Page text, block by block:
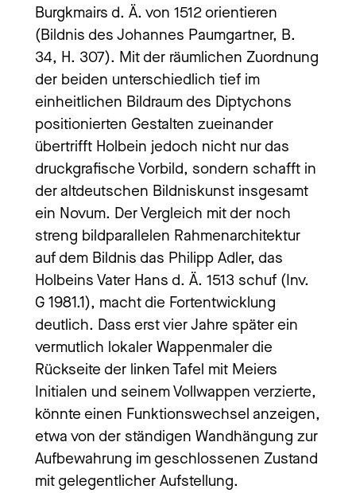
Burgkmairs d. Ä. von 1512 orientieren
(Bildnis des Johannes Paumgartner, B.
34, H. 307). Mit der räumlichen Zuordnung
der beiden unterschiedlich tief im
einheitlichen Bildraum des Diptychons
positionierten Gestalten zueinander
übertrifft Holbein jedoch nicht nur das
druckgrafische Vorbild, sondern schafft in
der altdeutschen Bildniskunst insgesamt
ein Novum. Der Vergleich mit der noch
streng bildparallelen Rahmenarchitektur
auf dem Bildnis das Philipp Adler, das
Holbeins Vater Hans d. Ä. 1513 schuf (Inv.
G 1981.1), macht die Fortentwicklung
deutlich. Dass erst vier Jahre später ein
vermutlich lokaler Wappenmaler die
Rückseite der linken Tafel mit Meiers
Initialen und seinem Vollwappen verzierte,
könnte einen Funktionswechsel anzeigen,
etwa von der ständigen Wandhängung zur
Aufbewahrung im geschlossenen Zustand
mit gelegentlicher Aufstellung.